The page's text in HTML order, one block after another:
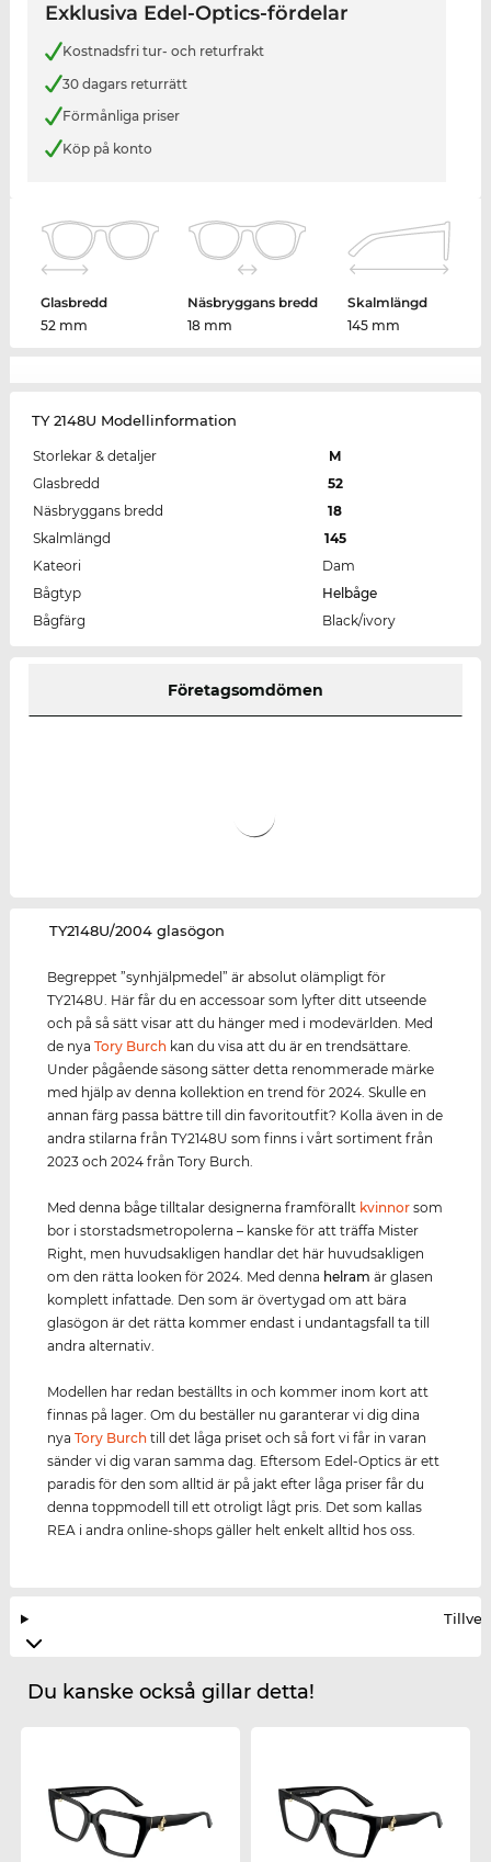
Exklusiva Edel-Optics-fördelar
Kostnadsfri tur- och returfrakt
30 dagars returrätt
Förmånliga priser
Köp på konto
Glasbredd
52 mm
Näsbryggans bredd
18 mm
Skalmlängd
145 mm
TY 2148U Modellinformation
Storlekar & detaljer
M
Glasbredd
52
Näsbryggans bredd
18
Skalmlängd
145
Kateori
Dam
Bågtyp
Helbåge
Bågfärg
Black/ivory
Företagsomdömen
‌TY2148U/2004 glasögon
Begreppet ”synhjälpmedel” är absolut olämpligt för
TY2148U. Här får du en accessoar som lyfter ditt utseende
och på så sätt visar att du hänger med i modevärlden. Med
de nyaTory Burch kan du visa att du är en trendsättare.
Under pågående säsong sätter detta renommerade märke
med hjälp av denna kollektion en trend för 2024. Skulle en
annan färg passa bättre till din favoritoutfit? Kolla även in de
andra stilarna från TY2148U som finns i vårt sortiment från
2023 och 2024 från Tory Burch.
Med denna båge tilltalar designerna framförallt kvinnor som
bor i storstadsmetropolerna – kanske för att träffa Mister
Right, men huvudsakligen handlar det här huvudsakligen
om den rätta looken för 2024. Med denna helram är glasen
komplett infattade. Den som är övertygad om att bära
glasögon är det rätta kommer endast i undantagsfall ta till
andra alternativ.
Modellen har redan beställts in och kommer inom kort att
finnas på lager. Om du beställer nu garanterar vi dig dina
nyaTory Burch till det låga priset och så fort vi får in varan
sänder vi dig varan samma dag. Eftersom Edel-Optics är ett
paradis för den som alltid är på jakt efter låga priser får du
denna toppmodell till ett otroligt lågt pris. Det som kallas
REA i andra online-shops gäller helt enkelt alltid hos oss.
Du kanske också gillar detta!